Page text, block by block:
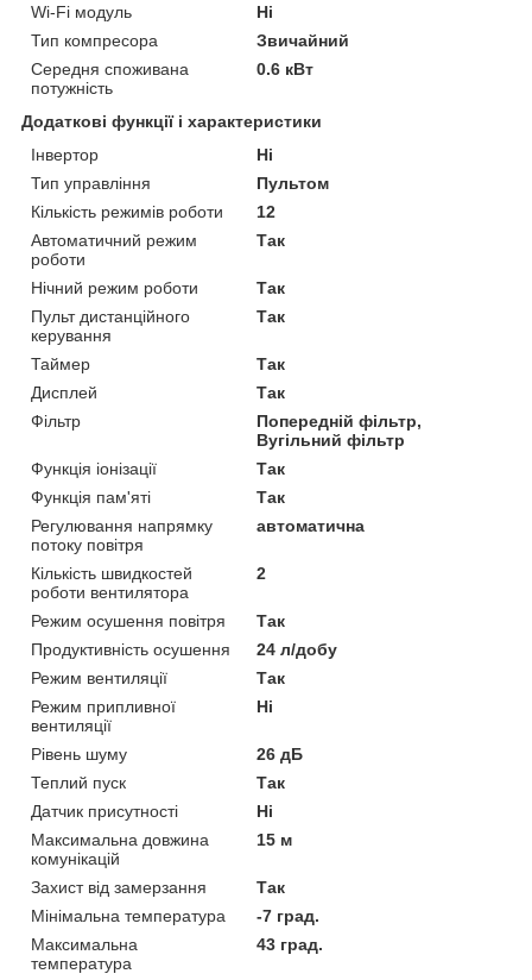
Wi-Fi модуль
Ні
Тип компресора
Звичайний
Середня споживана
потужність
0.6 кВт
Додаткові функції і характеристики
Інвертор
Ні
Тип управління
Пультом
Кількість режимів роботи
12
Автоматичний режим
роботи
Так
Нічний режим роботи
Так
Пульт дистанційного
керування
Так
Таймер
Так
Дисплей
Так
Фільтр
Попередній фільтр,
Вугільний фільтр
Функція іонізації
Так
Функція пам'яті
Так
Регулювання напрямку
потоку повітря
автоматична
Кількість швидкостей
роботи вентилятора
2
Режим осушення повітря
Так
Продуктивність осушення
24 л/добу
Режим вентиляції
Так
Режим припливної
вентиляції
Ні
Рівень шуму
26 дБ
Теплий пуск
Так
Датчик присутності
Ні
Максимальна довжина
комунікацій
15 м
Захист від замерзання
Так
Мінімальна температура
-7 град.
Максимальна
температура
43 град.